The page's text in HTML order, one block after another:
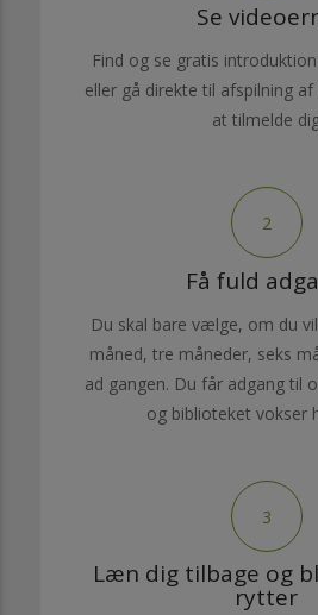
Se
Find og se gratis
eller gå direkte til afspilning
at tilmelde
2
Få fuld
Du skal bare vælge, om du
måned, tre måneder, seks
ad gangen. Du får adgang til
og biblioteket vokser
3
Læn dig tilbage og
rytter